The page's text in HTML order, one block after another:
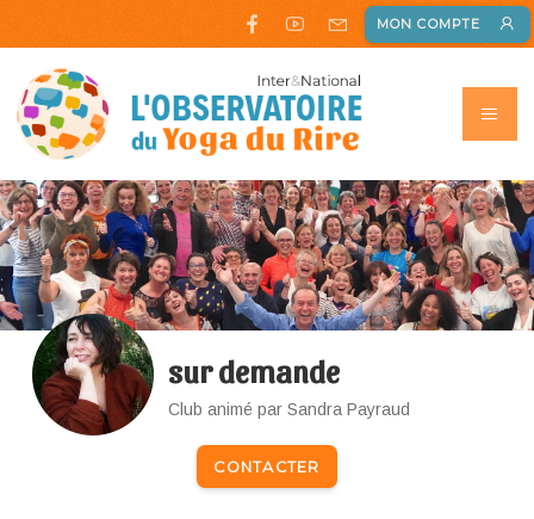
MON COMPTE
sur demande
Club animé par Sandra Payraud
CONTACTER